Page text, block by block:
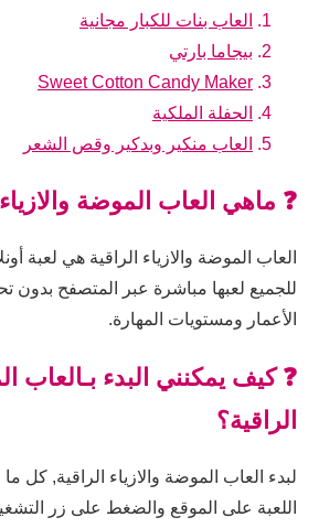
العاب بنات للكبار مجانية
بيجاما بارتي
Sweet Cotton Candy Maker
الحفلة الملكية
العاب منكير وبدكير وقص الشعر
❓ ماهي العاب الموضة
العاب الموضة والازياء الراقية هي لعبة
للجميع لعبها مباشرة عبر المتصفح بدون
الأعمار ومستويات المهارة.
❓ كيف يمكنني البدء بـالعاب
الراقية؟
لبدء العاب الموضة والازياء الراقية, كل
اللعبة على الموقع والضغط على زر